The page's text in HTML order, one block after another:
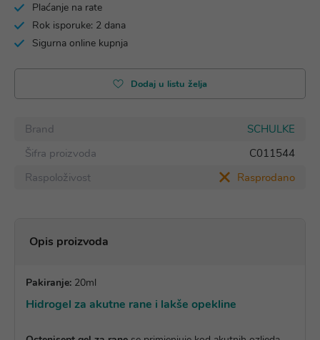
Plaćanje na rate
Rok isporuke: 2 dana
Sigurna online kupnja
Dodaj u listu želja
Brand
SCHULKE
Šifra proizvoda
C011544
Raspoloživost
Rasprodano
Opis proizvoda
Pakiranje: 20ml
Hidrogel za akutne rane i lakše opekline